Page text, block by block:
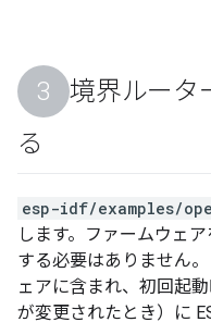
境界ルータ
る
esp-idf/examples/
します。ファームウェ
する必要はありません
ェアに含まれ、初回起
が変更されたとき）に